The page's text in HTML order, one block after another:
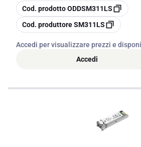
copia
Cod. prodottoODDSM311LS
copia
Cod. produttoreSM311LS
Accedi per visualizzare prezzi e
Accedi